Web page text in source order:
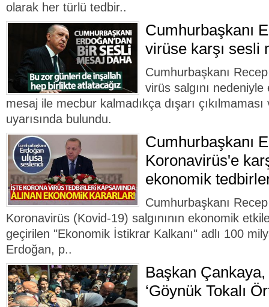
olarak her türlü tedbir..
Cumhurbaşkanı
virüse karşı sesli
Cumhurbaşkanı
virüs salgını
mesaj ile mecbur kalmadıkça dışarı
uyarısında bulundu.
Cumhurbaşkanı
Koronavirüs'e
ekonomik
Cumhurbaşkanı
Koronavirüs (Kovid-19) salgınının ekonomik
geçirilen "Ekonomik İstikrar Kalkanı" adlı 100
Erdoğan, p..
Başkan
‘Göynük Tokalı